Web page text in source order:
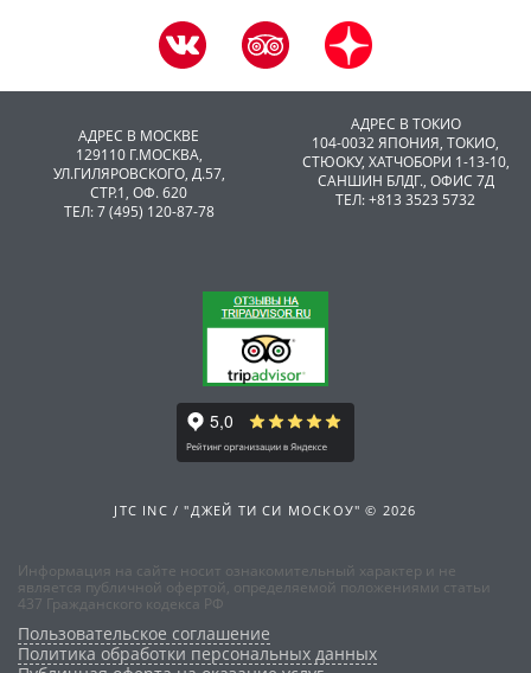
АДРЕС В МОСКВЕ
129110 Г.МОСКВА,
УЛ.ГИЛЯРОВСКОГО, Д.57,
СТР.1, ОФ. 620
ТЕЛ: 7 (495) 120-87-78
АДРЕС В ТОКИО
104-0032 ЯПОНИЯ, ТОКИО,
CТЮОКУ, ХАТЧОБОРИ 1-13-10,
САНШИН БЛДГ., ОФИС 7Д
ТЕЛ: +813 3523 5732
JTC INC / "ДЖЕЙ ТИ СИ МОСКОУ" © 2026
Информация на сайте носит ознакомительный характер и не
является публичной офертой, определяемой положениями статьи
437 Гражданского кодекса РФ
Пользовательское соглашение
Политика обработки персональных данных